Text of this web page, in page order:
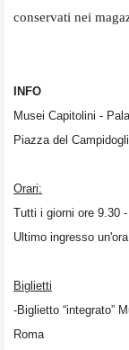
conservati nei
INFO
Musei Capitolini -
Piazza del
Orari:
Tutti i giorni ore 9.30 -
Ultimo ingresso
Biglietti
-Biglietto “integrato”
Roma